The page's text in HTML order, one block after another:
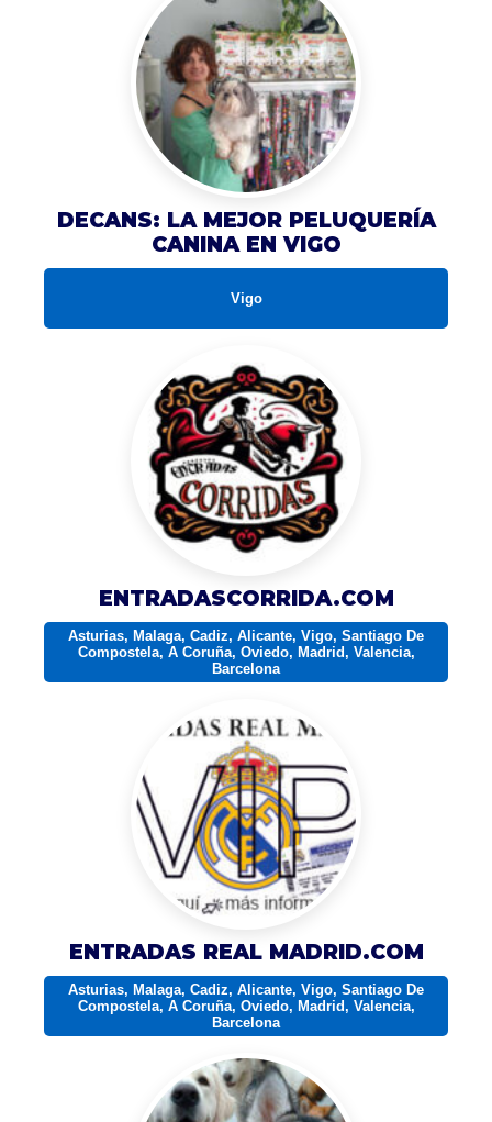
DECANS: LA MEJOR PELUQUERÍA
CANINA EN VIGO
Vigo
ENTRADASCORRIDA.COM
Asturias, Malaga, Cadiz, Alicante, Vigo, Santiago De
Compostela, A Coruña, Oviedo, Madrid, Valencia,
Barcelona
ENTRADAS REAL MADRID.COM
Asturias, Malaga, Cadiz, Alicante, Vigo, Santiago De
Compostela, A Coruña, Oviedo, Madrid, Valencia,
Barcelona